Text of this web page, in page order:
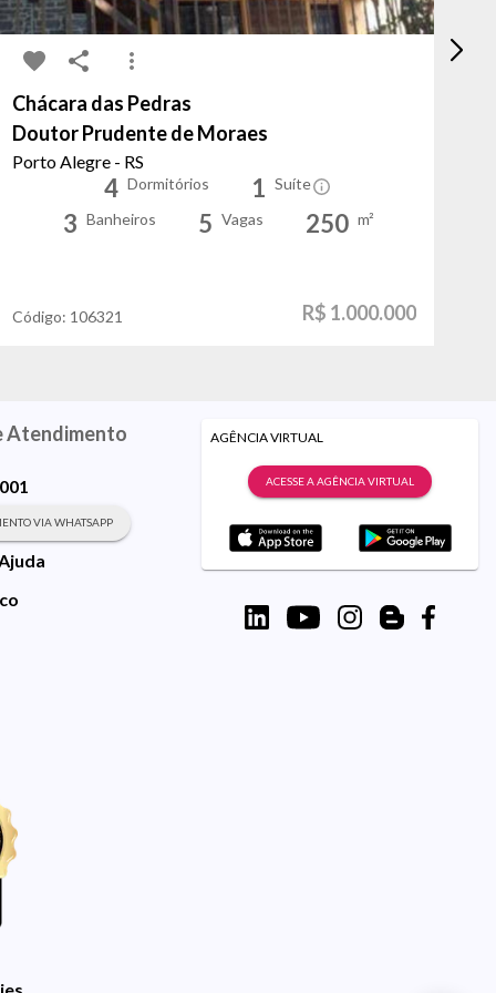
Chácara das Pedras
Doutor Prudente de Moraes
Porto Alegre - RS
4 Dormitórios 1 Suíte
3 Banheiros 5 Vagas 250 m²
Código: 106321 R$ 1.000.000
Atendimento
VIA WHATSAPP
AGÊNCIA VIRTUAL
ACESSE A AGÊNCIA VIRTUAL